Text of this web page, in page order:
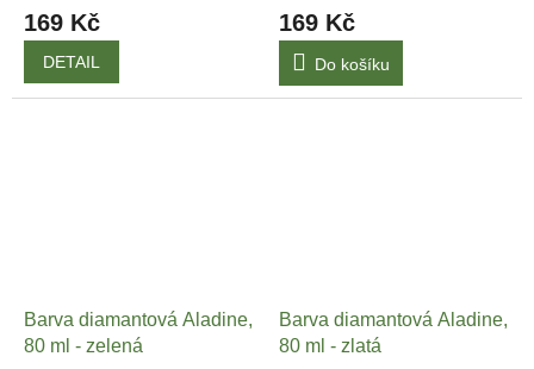
169 Kč
DETAIL
169 Kč
Do košíku
Barva diamantová Aladine,
80 ml - zelená
Barva diamantová Aladine,
80 ml - zlatá